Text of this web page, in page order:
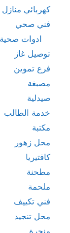
كهربائي منازل
فني صحي
ادوات صحية
توصيل غاز
فرع تموين
مصبغة
صيدلية
خدمة الطالب
مكتبة
محل زهور
كافتيريا
مطحنة
ملحمة
فني تكييف
محل تنجيد
منجرة